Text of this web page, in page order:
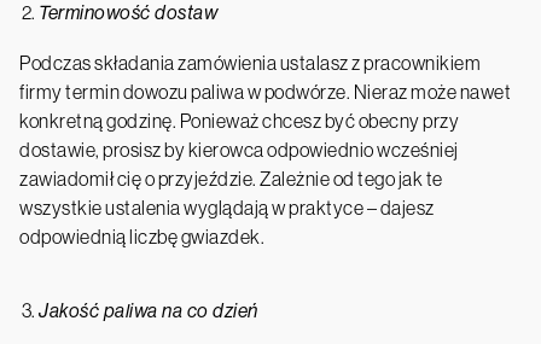
Terminowość dostaw
Podczas składania zamówienia ustalasz z pracownikiem
firmy termin dowozu paliwa w podwórze. Nieraz może nawet
konkretną godzinę. Ponieważ chcesz być obecny przy
dostawie, prosisz by kierowca odpowiednio wcześniej
zawiadomił cię o przyjeździe. Zależnie od tego jak te
wszystkie ustalenia wyglądają w praktyce – dajesz
odpowiednią liczbę gwiazdek.
Jakość paliwa na co dzień